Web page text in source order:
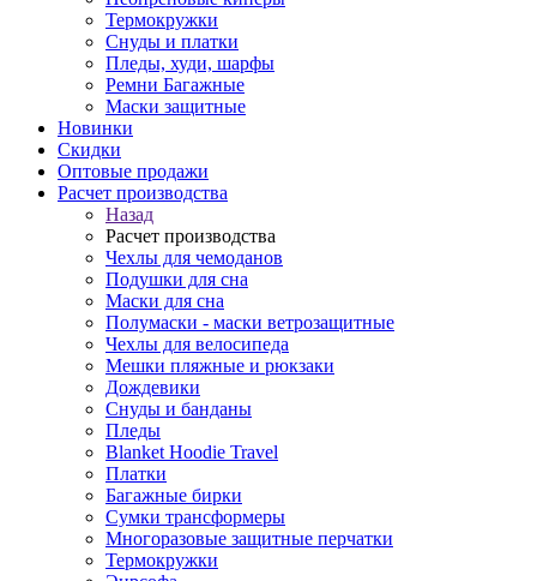
Термокружки
Снуды и платки
Пледы, худи, шарфы
Ремни Багажные
Маски защитные
Новинки
Скидки
Оптовые продажи
Расчет производства
Назад
Расчет производства
Чехлы для чемоданов
Подушки для сна
Маски для сна
Полумаски - маски ветрозащитные
Чехлы для велосипеда
Мешки пляжные и рюкзаки
Дождевики
Снуды и банданы
Пледы
Blanket Hoodie Travel
Платки
Багажные бирки
Сумки трансформеры
Многоразовые защитные перчатки
Термокружки